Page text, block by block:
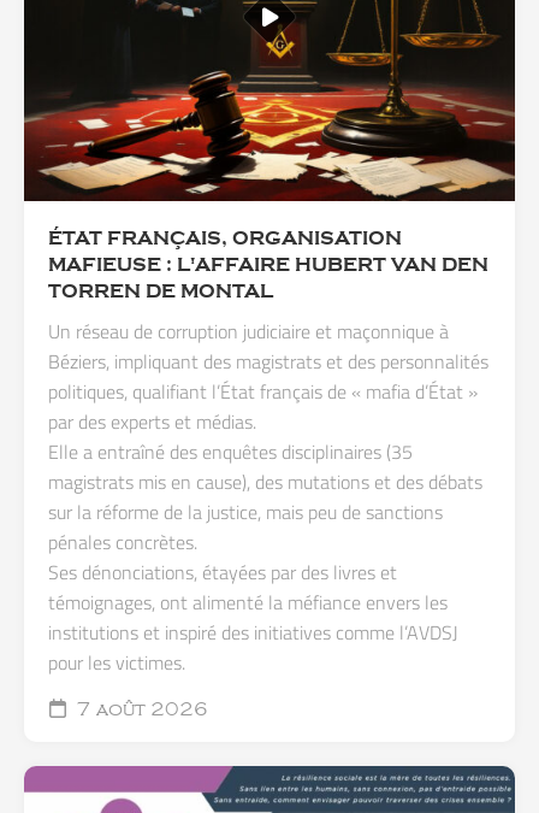
ÉTAT FRANÇAIS, ORGANISATION
MAFIEUSE : L'AFFAIRE HUBERT VAN DEN
TORREN DE MONTAL
Un réseau de corruption judiciaire et maçonnique à
Béziers, impliquant des magistrats et des personnalités
politiques, qualifiant l’État français de « mafia d’État »
par des experts et médias.
Elle a entraîné des enquêtes disciplinaires (35
magistrats mis en cause), des mutations et des débats
sur la réforme de la justice, mais peu de sanctions
pénales concrètes.
Ses dénonciations, étayées par des livres et
témoignages, ont alimenté la méfiance envers les
institutions et inspiré des initiatives comme l’AVDSJ
pour les victimes.
7 août 2026